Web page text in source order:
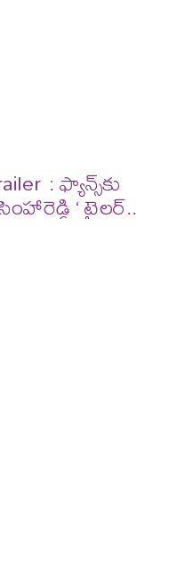
: ఫ్యాన్స్‌కు
‘ ట్రైలర్..